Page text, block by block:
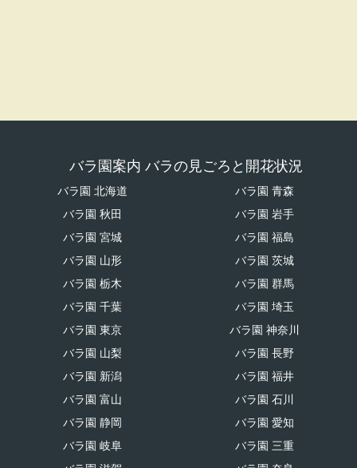
バラ園案内 バラの見ごろと開花状況
バラ園 北海道
バラ園 青森
バラ園 秋田
バラ園 岩手
バラ園 宮城
バラ園 福島
バラ園 山形
バラ園 茨城
バラ園 栃木
バラ園 群馬
バラ園 千葉
バラ園 埼玉
バラ園 東京
バラ園 神奈川
バラ園 山梨
バラ園 長野
バラ園 新潟
バラ園 福井
バラ園 富山
バラ園 石川
バラ園 静岡
バラ園 愛知
バラ園 岐阜
バラ園 三重